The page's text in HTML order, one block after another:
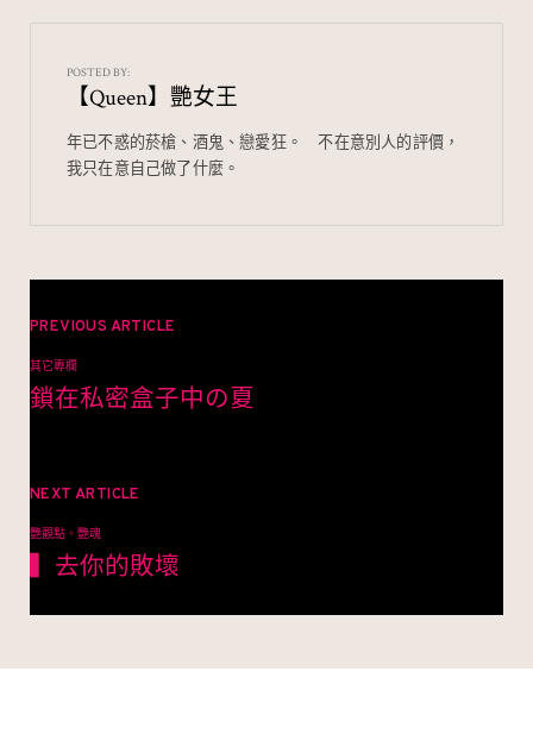
o
o
k
at ei
b
o
POSTED BY:
【Queen】艷女王
年已不惑的菸槍、酒鬼、戀愛狂。⠀ 不在意別人的評價，
我只在意自己做了什麼。
章
導
PREVIOUS ARTICLE
其它專欄
鎖在私密盒子中の夏
NEXT ARTICLE
艷觀點。艷魂
▍去你的敗壞